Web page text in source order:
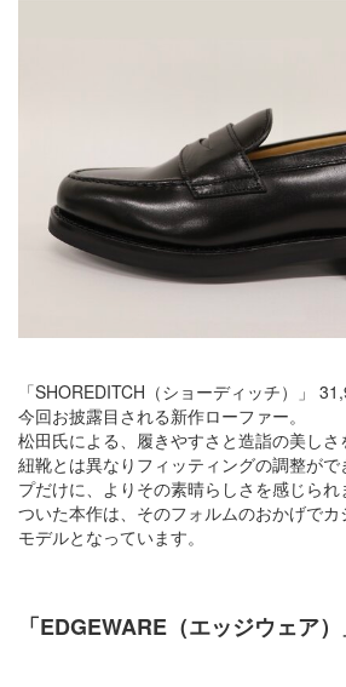
「SHOREDITCH（ショーディッチ）」
今回お披露目される新作ローファー。
松田氏による、履きやすさと造詣の美しさ
紐靴とは異なりフィッティングの調整が
プだけに、よりその素晴らしさを感じら
ついた本作は、そのフォルムのおかげで
モデルとなっています。
「EDGEWARE（エッジウェア）